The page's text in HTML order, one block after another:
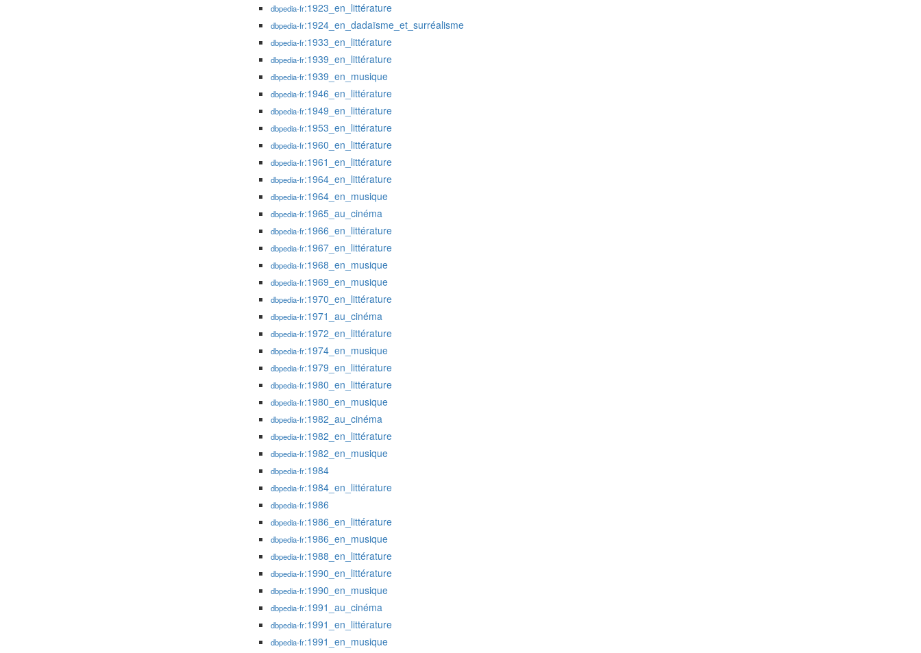
dbpedia-fr:1923_en_littérature
dbpedia-fr:1924_en_dadaïsme_et_surréalisme
dbpedia-fr:1933_en_littérature
dbpedia-fr:1939_en_littérature
dbpedia-fr:1939_en_musique
dbpedia-fr:1946_en_littérature
dbpedia-fr:1949_en_littérature
dbpedia-fr:1953_en_littérature
dbpedia-fr:1960_en_littérature
dbpedia-fr:1961_en_littérature
dbpedia-fr:1964_en_littérature
dbpedia-fr:1964_en_musique
dbpedia-fr:1965_au_cinéma
dbpedia-fr:1966_en_littérature
dbpedia-fr:1967_en_littérature
dbpedia-fr:1968_en_musique
dbpedia-fr:1969_en_musique
dbpedia-fr:1970_en_littérature
dbpedia-fr:1971_au_cinéma
dbpedia-fr:1972_en_littérature
dbpedia-fr:1974_en_musique
dbpedia-fr:1979_en_littérature
dbpedia-fr:1980_en_littérature
dbpedia-fr:1980_en_musique
dbpedia-fr:1982_au_cinéma
dbpedia-fr:1982_en_littérature
dbpedia-fr:1982_en_musique
dbpedia-fr:1984
dbpedia-fr:1984_en_littérature
dbpedia-fr:1986
dbpedia-fr:1986_en_littérature
dbpedia-fr:1986_en_musique
dbpedia-fr:1988_en_littérature
dbpedia-fr:1990_en_littérature
dbpedia-fr:1990_en_musique
dbpedia-fr:1991_au_cinéma
dbpedia-fr:1991_en_littérature
dbpedia-fr:1991_en_musique